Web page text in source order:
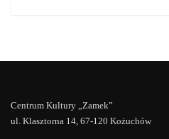
Centrum Kultury „Zamek”
ul. Klasztorna 14, 67-120 Kożuchów